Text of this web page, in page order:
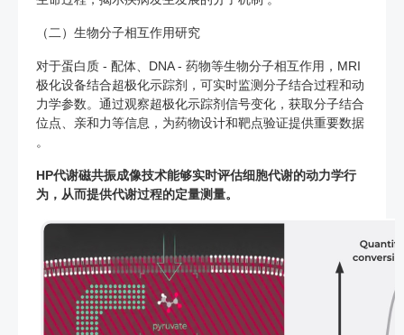
（二）生物分子相互作用研究
对于蛋白质 - 配体、DNA - 药物等生物分子相互作用，MRI
极化设备结合超极化示踪剂，可实时监测分子结合过程和动
力学参数。通过观察超极化示踪剂信号变化，获取分子结合
位点、亲和力等信息，为药物设计和靶点验证提供重要数据
。
HP代谢磁共振成像技术能够实时评估细胞代谢的动力学行
为，从而提供代谢过程的定量测量。